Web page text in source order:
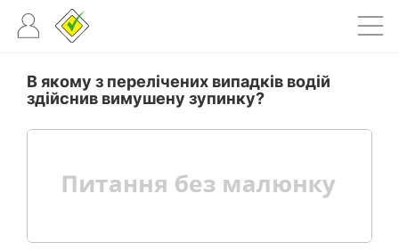
В якому з перелічених випадків водій
здійснив вимушену зупинку?